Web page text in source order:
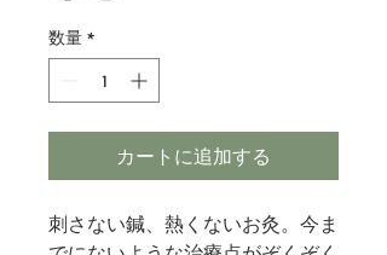
数量 *
カートに追加する
刺さない鍼、熱くないお灸。今ま